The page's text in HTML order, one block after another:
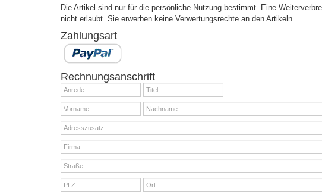
Die Artikel sind nur für die persönliche Nutzung bestimmt. Eine
nicht erlaubt. Sie erwerben keine Verwertungsrechte an den Artikeln.
Zahlungsart
Rechnungsanschrift